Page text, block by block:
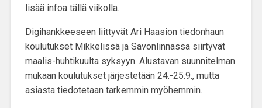
lisää infoa tällä viikolla.
Digihankkeeseen liittyvät Ari Haasion tiedonhaun
koulutukset Mikkelissä ja Savonlinnassa siirtyvät
maalis-huhtikuulta syksyyn. Alustavan suunnitelman
mukaan koulutukset järjestetään 24.-25.9., mutta
asiasta tiedotetaan tarkemmin myöhemmin.